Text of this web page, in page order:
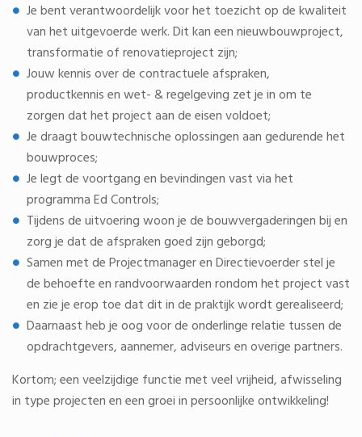
Je bent verantwoordelijk voor het toezicht op de kwaliteit
van het uitgevoerde werk. Dit kan een nieuwbouwproject,
transformatie of renovatieproject zijn;
Jouw kennis over de contractuele afspraken,
productkennis en wet- & regelgeving zet je in om te
zorgen dat het project aan de eisen voldoet;
Je draagt bouwtechnische oplossingen aan gedurende het
bouwproces;
Je legt de voortgang en bevindingen vast via het
programma Ed Controls;
Tijdens de uitvoering woon je de bouwvergaderingen bij en
zorg je dat de afspraken goed zijn geborgd;
Samen met de Projectmanager en Directievoerder stel je
de behoefte en randvoorwaarden rondom het project vast
en zie je erop toe dat dit in de praktijk wordt gerealiseerd;
Daarnaast heb je oog voor de onderlinge relatie tussen de
opdrachtgevers, aannemer, adviseurs en overige partners.
Kortom; een veelzijdige functie met veel vrijheid, afwisseling
in type projecten en een groei in persoonlijke ontwikkeling!